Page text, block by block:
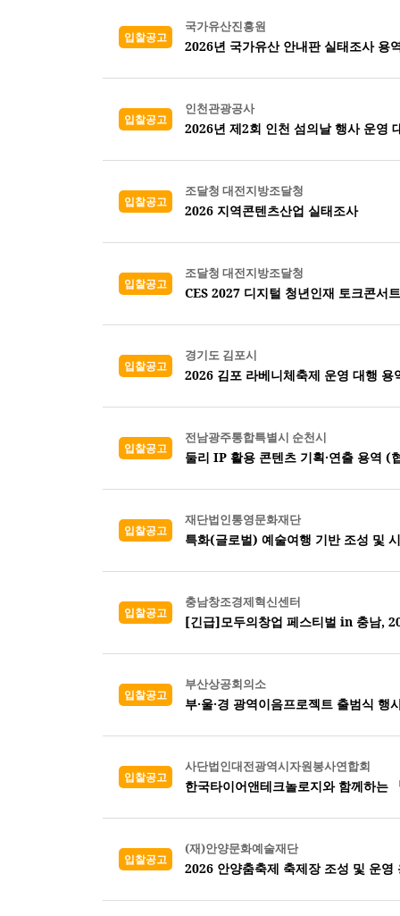
입찰공고
국가유산진흥원
2026년 국가유산 안내판 실태조사 용
입찰공고
인천관광공사
2026년 제2회 인천 섬의날 행사 운영
입찰공고
조달청 대전지방조달청
2026 지역콘텐츠산업 실태조사
입찰공고
조달청 대전지방조달청
CES 2027 디지털 청년인재 토크콘서
입찰공고
경기도 김포시
2026 김포 라베니체축제 운영 대행 용
입찰공고
전남광주통합특별시 순천시
둘리 IP 활용 콘텐츠 기획·연출 용역 (
입찰공고
재단법인통영문화재단
특화(글로벌) 예술여행 기반 조성 및
입찰공고
충남창조경제혁신센터
[긴급]모두의창업 페스티벌 in 충남,
입찰공고
부산상공회의소
부·울·경 광역이음프로젝트 출범식 행
입찰공고
사단법인대전광역시자원봉사연합회
한국타이어앤테크놀로지와 함께하는
입찰공고
(재)안양문화예술재단
2026 안양춤축제 축제장 조성 및 운영